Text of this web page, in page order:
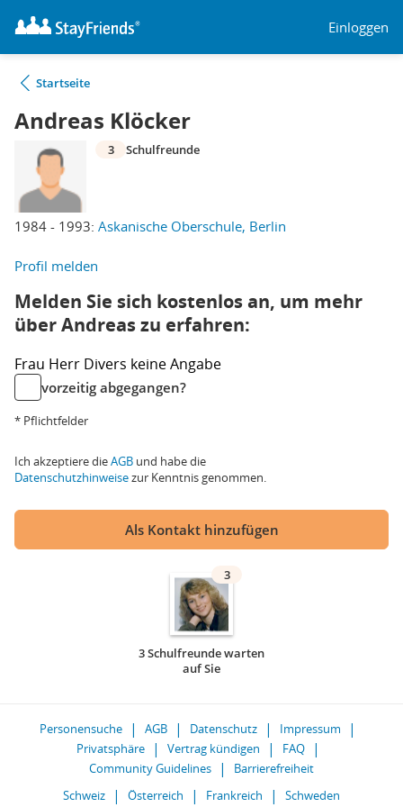
Einloggen
Startseite
Andreas Klöcker
1984 - 1993: Askanische Oberschule, Berlin
3 Schulfreunde
Profil melden
Melden Sie sich kostenlos an, um mehr
über Andreas zu erfahren:
Frau Herr Divers keine Angabe
vorzeitig abgegangen?
* Pflichtfelder
Ich akzeptiere dieAGB und habe die
Datenschutzhinweisezur Kenntnis genommen.
Als Kontakt hinzufügen
3
3 Schulfreunde warten
auf Sie
Personensuche AGB Datenschutz
Impressum
Privatsphäre
Vertrag kündigen
FAQ
Community Guidelines
Barrierefreiheit
Schweiz
Österreich Frankreich Schweden